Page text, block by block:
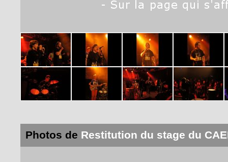
Photos de Restitution du stage du